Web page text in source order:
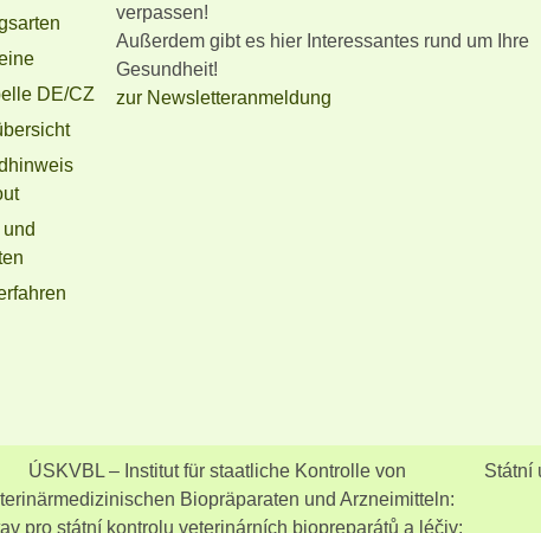
DE/CZ
verpassen!
Außerdem gibt es hier Interessantes rund um Ihre
Gesundheit!
zur Newsletteranmeldung
ÚSKVBL – Institut für staatliche Kontrolle von
Biopräparaten und Arzneimitteln:
pro státní kontrolu veterinárních biopreparátů a léčiv:
Státní